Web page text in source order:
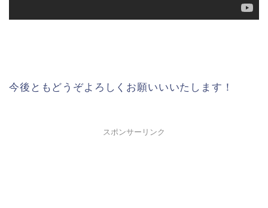
今後ともどうぞよろしくお願いいいたします！
スポンサーリンク